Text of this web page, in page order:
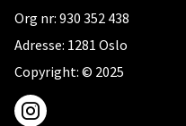
Org nr: 930 352 438
Adresse: 1281 Oslo
Copyright: © 2025